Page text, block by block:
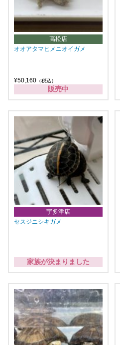
高松店
オオアタマヒメニオイガメ
¥50,160 （税込）
販売中
宇多津店
セスジニシキガメ
家族が決まりました